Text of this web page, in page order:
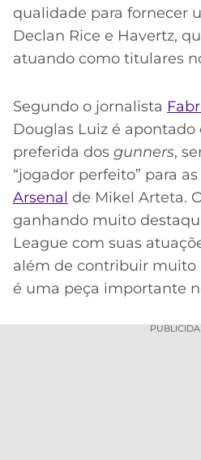
qualidade para fornecer
Declan Rice e Havertz,
atuando como titulares
Segundo o jornalista
Douglas Luiz é apontado
preferida dos gunners,
“jogador perfeito” para
Arsenal de Mikel Arteta.
ganhando muito
League com suas
além de contribuir muito
é uma peça importante